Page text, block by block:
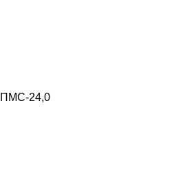
ПМС-24,0